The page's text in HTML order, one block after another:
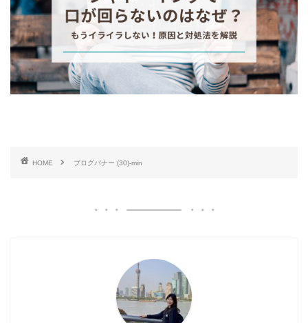
HOME ブログバナー (30)-min